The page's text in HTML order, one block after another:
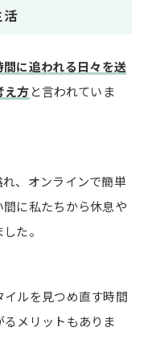
活
に追われる日々を送
え方と言われていま
、オンラインで簡単
に私たちから休息や
た。
ルを見つめ直す時間
メリットもありま